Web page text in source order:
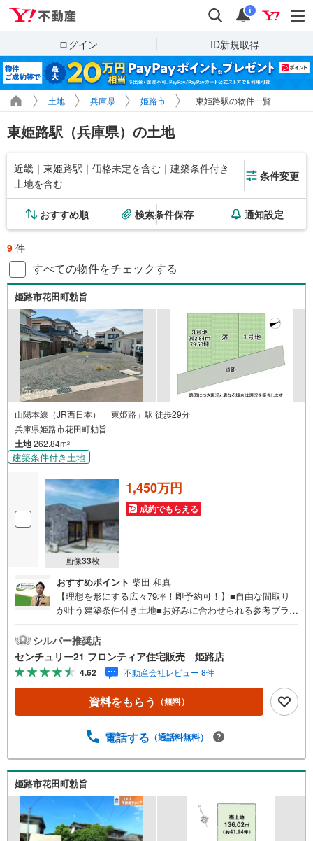
検索 通知
i
ログイン ID新規取得
土地 兵庫県 姫路市 東姫路駅の物件一覧
東姫路駅（兵庫県）の土地
近畿｜東姫路駅｜価格未定を含む｜建築条件付き
土地を含む
条件変更
おすすめ順 検索条件保存 通知設定
9 件
すべての物件をチェックする
姫路市花田町勅旨
山陽本線（JR西日本） 「東姫路」駅 徒歩29分
兵庫県姫路市花田町勅旨
土地262.84m2
建築条件付き土地
画像33枚
1,450万円
成約でもらえる
おすすめポイント 柴田 和真
【理想を形にする広々79坪！即予約可！】■自由な間取り
が叶う建築条件付き土地■お好みに合わせられる参考プラン
差し込む陽当り良好な立地・周辺は落ち着いた閑静な住宅
地・ライフラインは公営水道と本下水に対応 立地・姫路市
立花田小学校まで徒歩約6分・姫路市立花田中学校まで徒歩
約24分 弊社が選ばれる理由 1.お金の扱い方のプロ、ファイ
ナンシャルプランナーが資金計画をサポート！2.買い替え
などにも対応できる売却専門チームあり！3.たくさんの銀
能！4.物件のお引渡し後に必要になったお家のリフォーム
絡を繋ぎ、有事の際に迅速にサポートいたします弊社は専
門家同士が連携をとっているため、より多くの知見がござ
いますお気軽にお問合せください！
シルバー推奨店
センチュリー21 フロンティア住宅販売 姫路店
4.62 不動産会社レビュー 8件
資料をもらう （無料）
電話する （通話料無料）
姫路市花田町勅旨